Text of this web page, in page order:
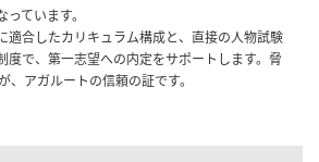
験対策講座｜【2028年合格目標】国家総合職
］対策カリキュラム（大卒/2年コース）／国家
ています。
適合したカリキュラム構成と、直接の人物試験
度で、第一志望への内定をサポートします。脅
、アガルートの信頼の証です。